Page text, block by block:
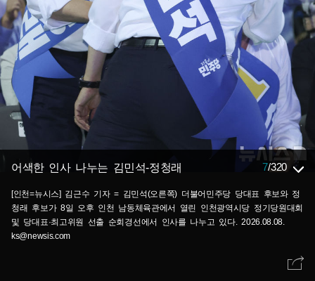
어색한 인사 나누는 김민석-정청래 7/320
[인천=뉴시스] 김근수 기자 = 김민석(오른쪽) 더불어민주당 당대표 후보와 정
청래 후보가 8일 오후 인천 남동체육관에서 열린 인천광역시당 정기당원대회
및 당대표·최고위원 선출 순회경선에서 인사를 나누고 있다. 2026.08.08.
ks@newsis.com